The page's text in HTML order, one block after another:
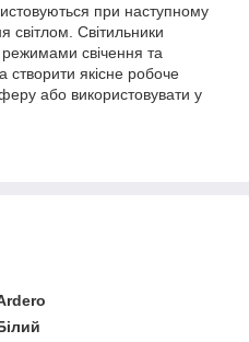
при наступному
світлом. Світильники
свічення та
створити якісне робоче
або використовувати у